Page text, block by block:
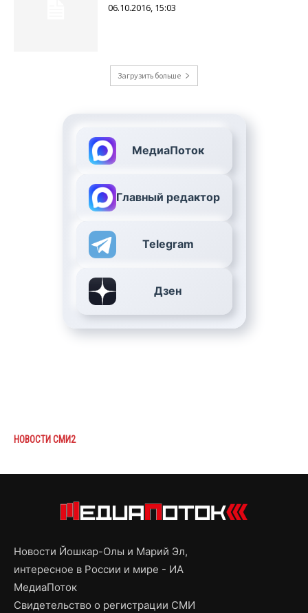
06.10.2016, 15:03
Загрузить больше
МедиаПоток
Главный редактор
Telegram
Дзен
НОВОСТИ СМИ2
Новости Йошкар-Олы и Марий Эл,
интересное в России и мире - ИА
МедиаПоток
Свидетельство о регистрации СМИ